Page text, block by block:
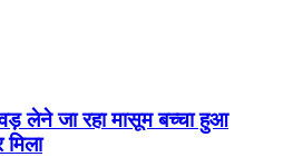
लेने जा रहा मासूम बच्चा हुआ